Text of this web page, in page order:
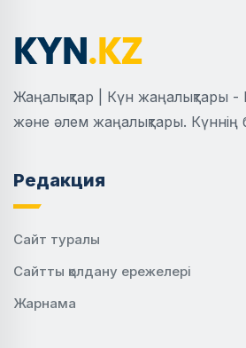
Жаңалықтар | Күн жаңалықтары -
және әлем жаңалықтары. Күннің
Редакция
Сайт туралы
Сайтты қолдану ережелері
Жарнама